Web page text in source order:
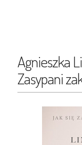
Agnieszka
Zasypani